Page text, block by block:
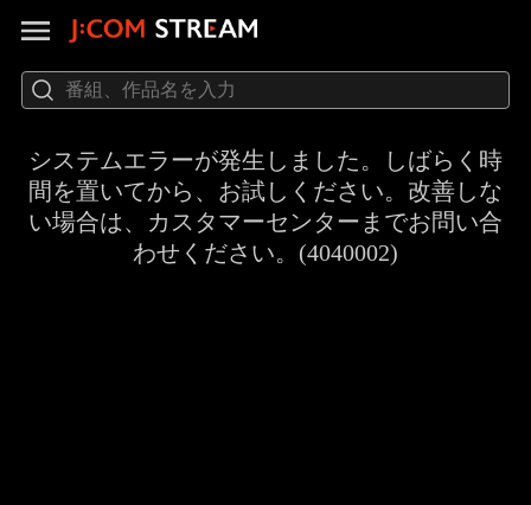
システムエラーが発生しました。しばらく時
間を置いてから、お試しください。改善しな
い場合は、カスタマーセンターまでお問い合
わせください。(4040002)